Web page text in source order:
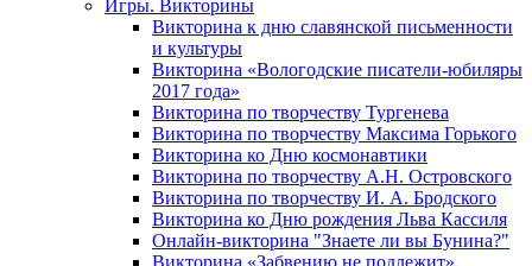
Игры. Викторины
Викторина к дню славянской письменности
и культуры
Викторина «Вологодские писатели-юбиляры
2017 года»
Викторина по творчеству Тургенева
Викторина по творчеству Максима Горького
Викторина ко Дню космонавтики
Викторина по творчеству А.Н. Островского
Викторина по творчеству И. А. Бродского
Викторина ко Дню рождения Льва Кассиля
Онлайн-викторина "Знаете ли вы Бунина?"
Викторина «Забвению не подлежит»,